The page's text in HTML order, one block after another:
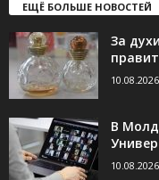
ЕЩЁ БОЛЬШЕ НОВОСТЕЙ
За
10.08.2026
В
10.08.2026